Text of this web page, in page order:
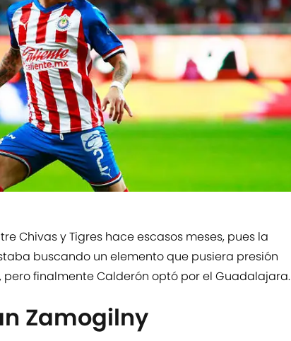
Chivas y Tigres hace escasos meses, pues la
buscando un elemento que pusiera presión
pero finalmente Calderón optó por el Guadalajara.
Zamogilny